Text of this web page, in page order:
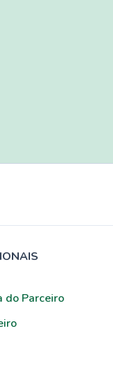
do Parceiro